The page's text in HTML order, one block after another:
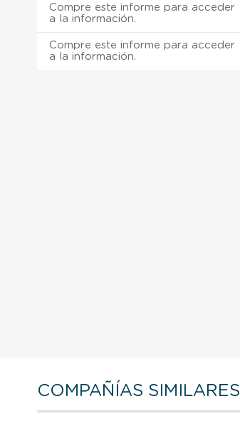
Compre este informe para acceder
a la información.
Compre este informe para acceder
a la información.
COMPAÑÍAS SIMILARES